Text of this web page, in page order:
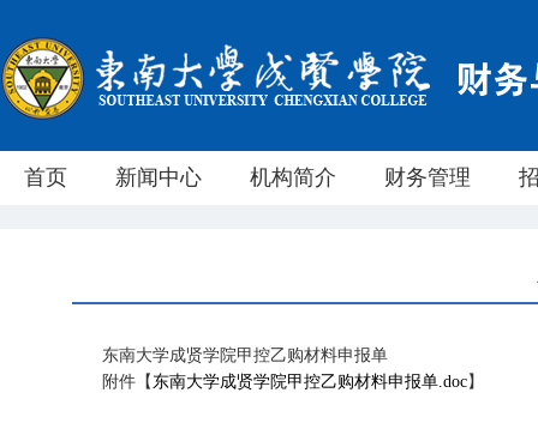
首页 新闻中心 机构简介 财务管理
东南大学成贤学院甲控乙购材料申报单
附件【 东南大学成贤学院甲控乙购材料申报单.doc】